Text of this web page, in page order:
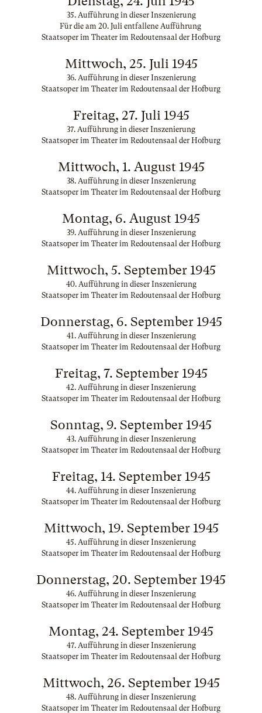
35. Aufführung in dieser Inszenierung
Für die am 20. Juli entfallene Aufführung
Staatsoper im Theater im Redoutensaal der Hofburg
Mittwoch, 25. Juli 1945
36. Aufführung in dieser Inszenierung
Staatsoper im Theater im Redoutensaal der Hofburg
Freitag, 27. Juli 1945
37. Aufführung in dieser Inszenierung
Staatsoper im Theater im Redoutensaal der Hofburg
Mittwoch, 1. August 1945
38. Aufführung in dieser Inszenierung
Staatsoper im Theater im Redoutensaal der Hofburg
Montag, 6. August 1945
39. Aufführung in dieser Inszenierung
Staatsoper im Theater im Redoutensaal der Hofburg
Mittwoch, 5. September 1945
40. Aufführung in dieser Inszenierung
Staatsoper im Theater im Redoutensaal der Hofburg
Donnerstag, 6. September 1945
41. Aufführung in dieser Inszenierung
Staatsoper im Theater im Redoutensaal der Hofburg
Freitag, 7. September 1945
42. Aufführung in dieser Inszenierung
Staatsoper im Theater im Redoutensaal der Hofburg
Sonntag, 9. September 1945
43. Aufführung in dieser Inszenierung
Staatsoper im Theater im Redoutensaal der Hofburg
Freitag, 14. September 1945
44. Aufführung in dieser Inszenierung
Staatsoper im Theater im Redoutensaal der Hofburg
Mittwoch, 19. September 1945
45. Aufführung in dieser Inszenierung
Staatsoper im Theater im Redoutensaal der Hofburg
Donnerstag, 20. September 1945
46. Aufführung in dieser Inszenierung
Staatsoper im Theater im Redoutensaal der Hofburg
Montag, 24. September 1945
47. Aufführung in dieser Inszenierung
Staatsoper im Theater im Redoutensaal der Hofburg
Mittwoch, 26. September 1945
48. Aufführung in dieser Inszenierung
Staatsoper im Theater im Redoutensaal der Hofburg